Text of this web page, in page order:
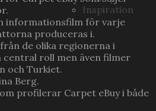
Inspiration
informationsfilm för varje
produceras i.
de olika regionerna i
roll men även filmer
och Turkiet.
Berg.
profilerar Carpet eBuy i både